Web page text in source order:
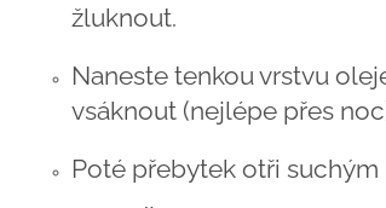
žluknout.
Naneste tenkou vrstvu
vsáknout (nejlépe přes
Poté přebytek otři suchým